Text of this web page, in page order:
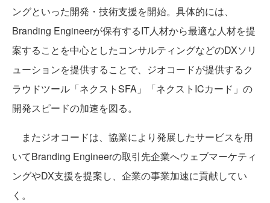
ングといった開発・技術支援を開始。具体的には、
Branding Engineerが保有するIT人材から最適な人材を提
案することを中心としたコンサルティングなどのDXソリ
ューションを提供することで、ジオコードが提供するク
ラウドツール「ネクストSFA」「ネクストICカード」の
開発スピードの加速を図る。
またジオコードは、協業により発展したサービスを用
いてBranding Engineerの取引先企業へウェブマーケティ
ングやDX支援を提案し、企業の事業加速に貢献してい
く。